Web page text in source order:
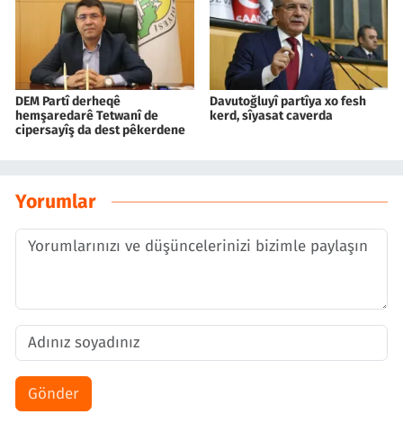
DEM Partî derheqê
hemşaredarê Tetwanî de
cipersayîş da dest pêkerdene
Davutoğluyî partîya xo fesh
kerd, sîyasat caverda
Yorumlar
Gönder